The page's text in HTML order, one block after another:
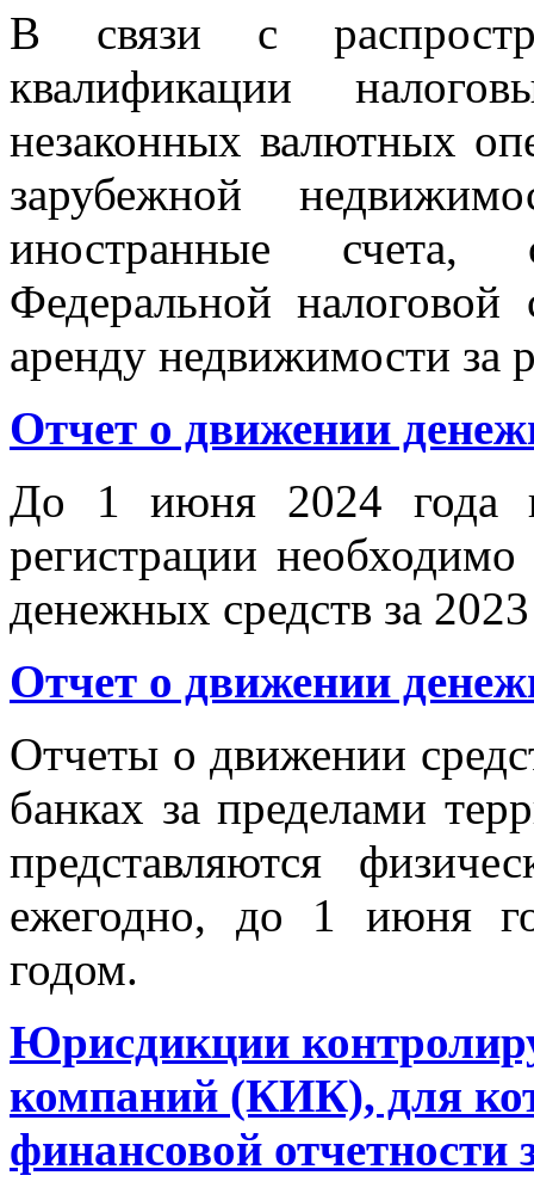
В связи с
квалификации
незаконных валютных
зарубежной
иностранные счета,
Федеральной
аренду недвижимости за
Отчет о движении
До 1 июня 2024 года
регистрации
денежных средств за
Отчет о движении
Отчеты о движении
банках за пределами
представляются
ежегодно, до 1 июня
годом.
Юрисдикции
компаний (КИК), для
финансовой